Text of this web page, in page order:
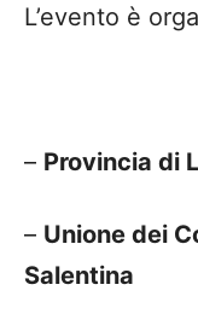
L’evento è
– Provincia di
– Unione dei
Salentina